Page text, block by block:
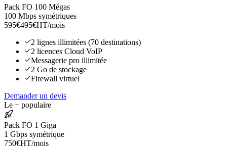
Pack FO 100 Mégas
100 Mbps symétriques
595€495€HT/mois
2 lignes illimitées (70 destinations)
2 licences Cloud VoIP
Messagerie pro illimitée
2 Go de stockage
Firewall virtuel
Demander un devis
Le + populaire
Pack FO 1 Giga
1 Gbps symétrique
750€HT/mois